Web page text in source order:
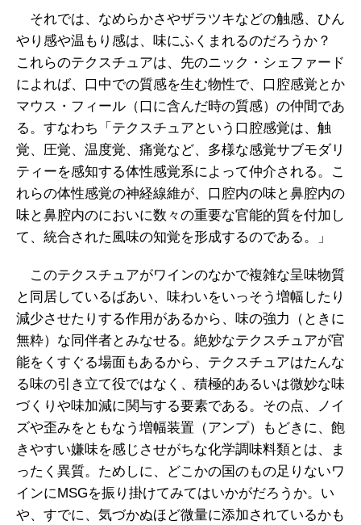
それでは、なめらかさやザラツキなどの触感、ひん
やり感や温もり感は、味にふくまれるのだろうか？
これらのテクスチュアは、先のニック・シェファード
によれば、口中での質感を生む物性で、口腔感覚とか
マウス・フィール（口に含んだ時の質感）の仲間であ
る。すなわち「テクスチュアという口腔感覚は、触
覚、圧覚、温度覚、痛覚など、多様な感覚サブモダリ
ティーを感知する体性感覚系によって仲介される。こ
れらの体性感覚の神経線維が、口腔内の味と鼻腔内の
味と鼻腔内のにおいに数々の重要な官能的質を付加し
て、統合された風味の知覚を形成するのである。」
このテクスチュアがワインのなかで複雑な呈味物質
と同居しているばあい、味わいをいっそう増幅したり
減少させたりする作用があるから、味の強力（ときに
無粋）な同伴者とみなせる。絶妙なテクスチュアが官
能をくすぐる場面もあるから、テクスチュアはたんな
る味の引き立て役ではなく、積極的あるいは微妙な味
づくりや味加減に関与する要素である。その点、ノイ
ズや歪みをともなう増幅装置（アンプ）もどきに、飽
きやすい嫌味を感じさせがちな化学調味料類とは、ま
ったく異質。ためしに、どこかの国のもの足りないワ
インにMSGを振り掛けてみてはいかがだろうか。い
や、すでに、気づかぬほど微量に添加されているかも